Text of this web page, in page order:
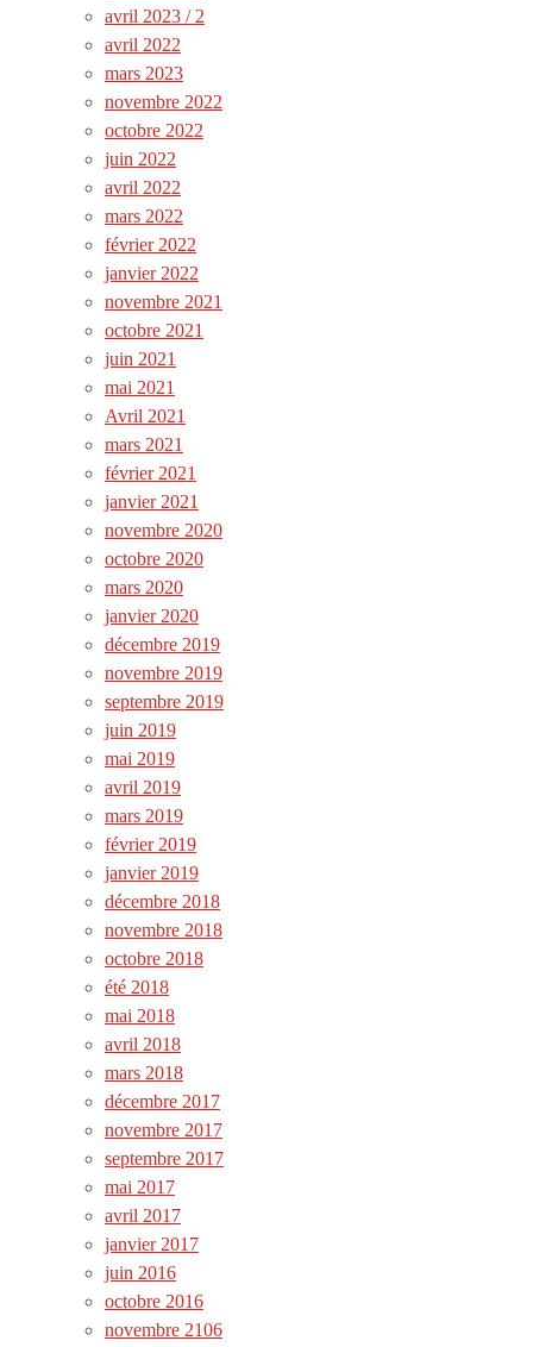
avril 2023 / 2
avril 2022
mars 2023
novembre 2022
octobre 2022
juin 2022
avril 2022
mars 2022
février 2022
janvier 2022
novembre 2021
octobre 2021
juin 2021
mai 2021
Avril 2021
mars 2021
février 2021
janvier 2021
novembre 2020
octobre 2020
mars 2020
janvier 2020
décembre 2019
novembre 2019
septembre 2019
juin 2019
mai 2019
avril 2019
mars 2019
février 2019
janvier 2019
décembre 2018
novembre 2018
octobre 2018
été 2018
mai 2018
avril 2018
mars 2018
décembre 2017
novembre 2017
septembre 2017
mai 2017
avril 2017
janvier 2017
juin 2016
octobre 2016
novembre 2106